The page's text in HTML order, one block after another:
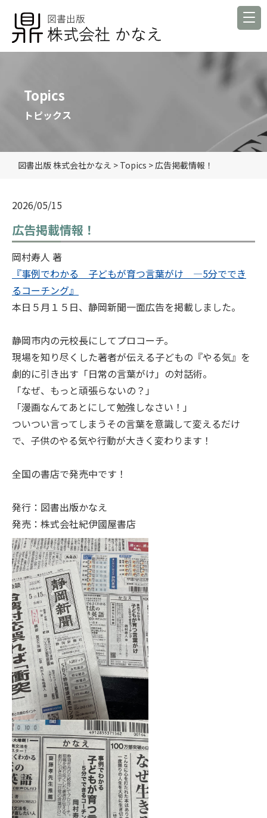
Topics
トピックス
図書出版 株式会社かなえ > Topics >広告掲載情報！
2026/05/15
広告掲載情報！
岡村寿人 著
『事例でわかる 子どもが育つ言葉がけ ―5分ででき
るコーチング』
本日５月１５日、静岡新聞一面広告を掲載しました。
静岡市内の元校長にしてプロコーチ。
現場を知り尽くした著者が伝える子どもの『やる気』を
劇的に引き出す「日常の言葉がけ」の対話術。
「なぜ、もっと頑張らないの？」
「漫画なんてあとにして勉強しなさい！」
ついつい言ってしまうその言葉を意識して変えるだけ
で、子供のやる気や行動が大きく変わります！
全国の書店で発売中です！
発行：図書出版かなえ
発売：株式会社紀伊國屋書店